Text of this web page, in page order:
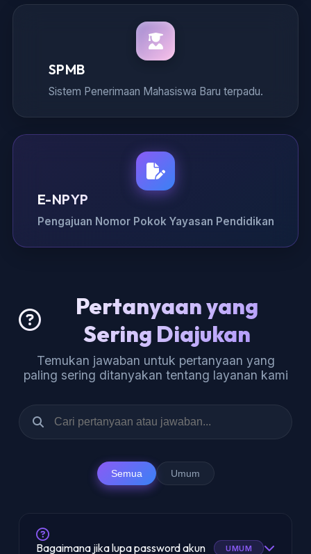
SPMB
Sistem Penerimaan Mahasiswa Baru terpadu.
E-NPYP
Pengajuan Nomor Pokok Yayasan Pendidikan
Pertanyaan yang
Sering Diajukan
Temukan jawaban untuk pertanyaan yang
paling sering ditanyakan tentang layanan kami
Semua Umum
Bagaimana jika lupa password akun
UMUM